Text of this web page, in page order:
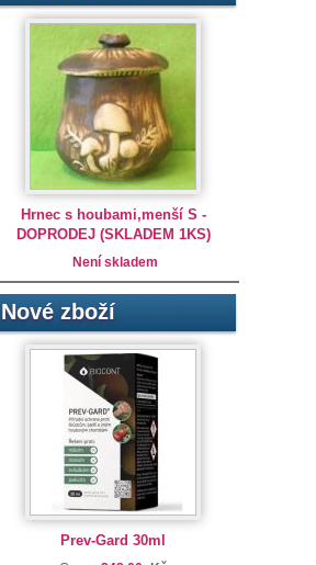
Hrnec s houbami,menší S -
DOPRODEJ (SKLADEM 1KS)
Není skladem
Nové zboží
Prev-Gard 30ml